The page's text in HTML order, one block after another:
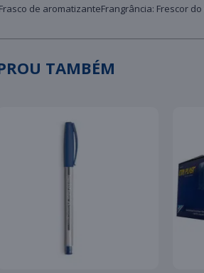
de aromatizanteFrangrância: Frescor do
TAMBÉM